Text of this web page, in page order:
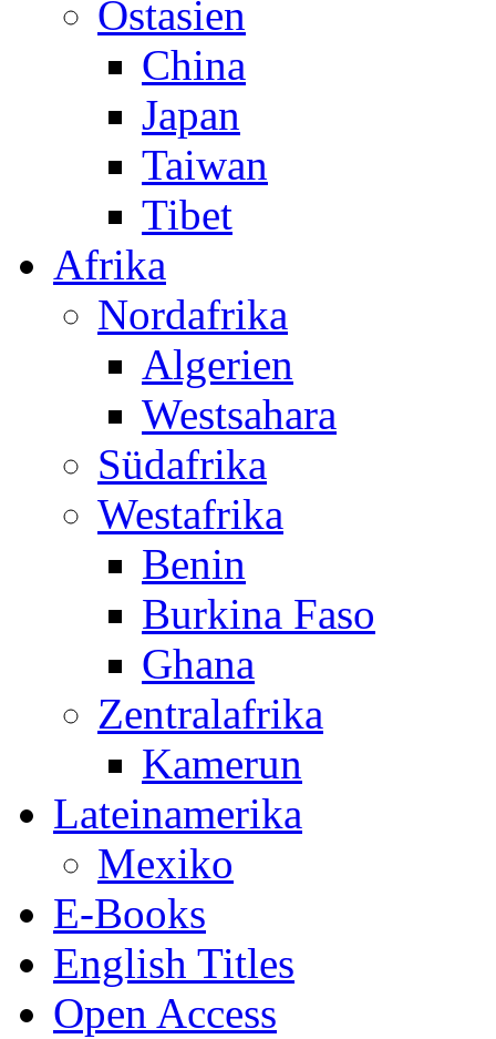
Ostasien
China
Japan
Taiwan
Tibet
Afrika
Nordafrika
Algerien
Westsahara
Südafrika
Westafrika
Benin
Burkina Faso
Ghana
Zentralafrika
Kamerun
Lateinamerika
Mexiko
E-Books
English Titles
Open Access